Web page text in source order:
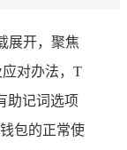
展开，聚焦
对办法，T
助记词选项
包的正常使